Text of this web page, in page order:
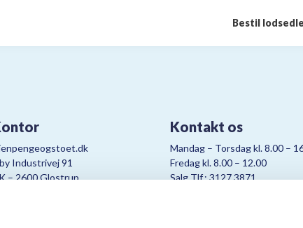
Bestil
Industrivej 91
– 2600 Glostrup
Kontakt os
Mandag – Torsdag kl. 8.00 –
Fredag kl. 8.00 – 12.00
Salg Tlf.: 3127 3871